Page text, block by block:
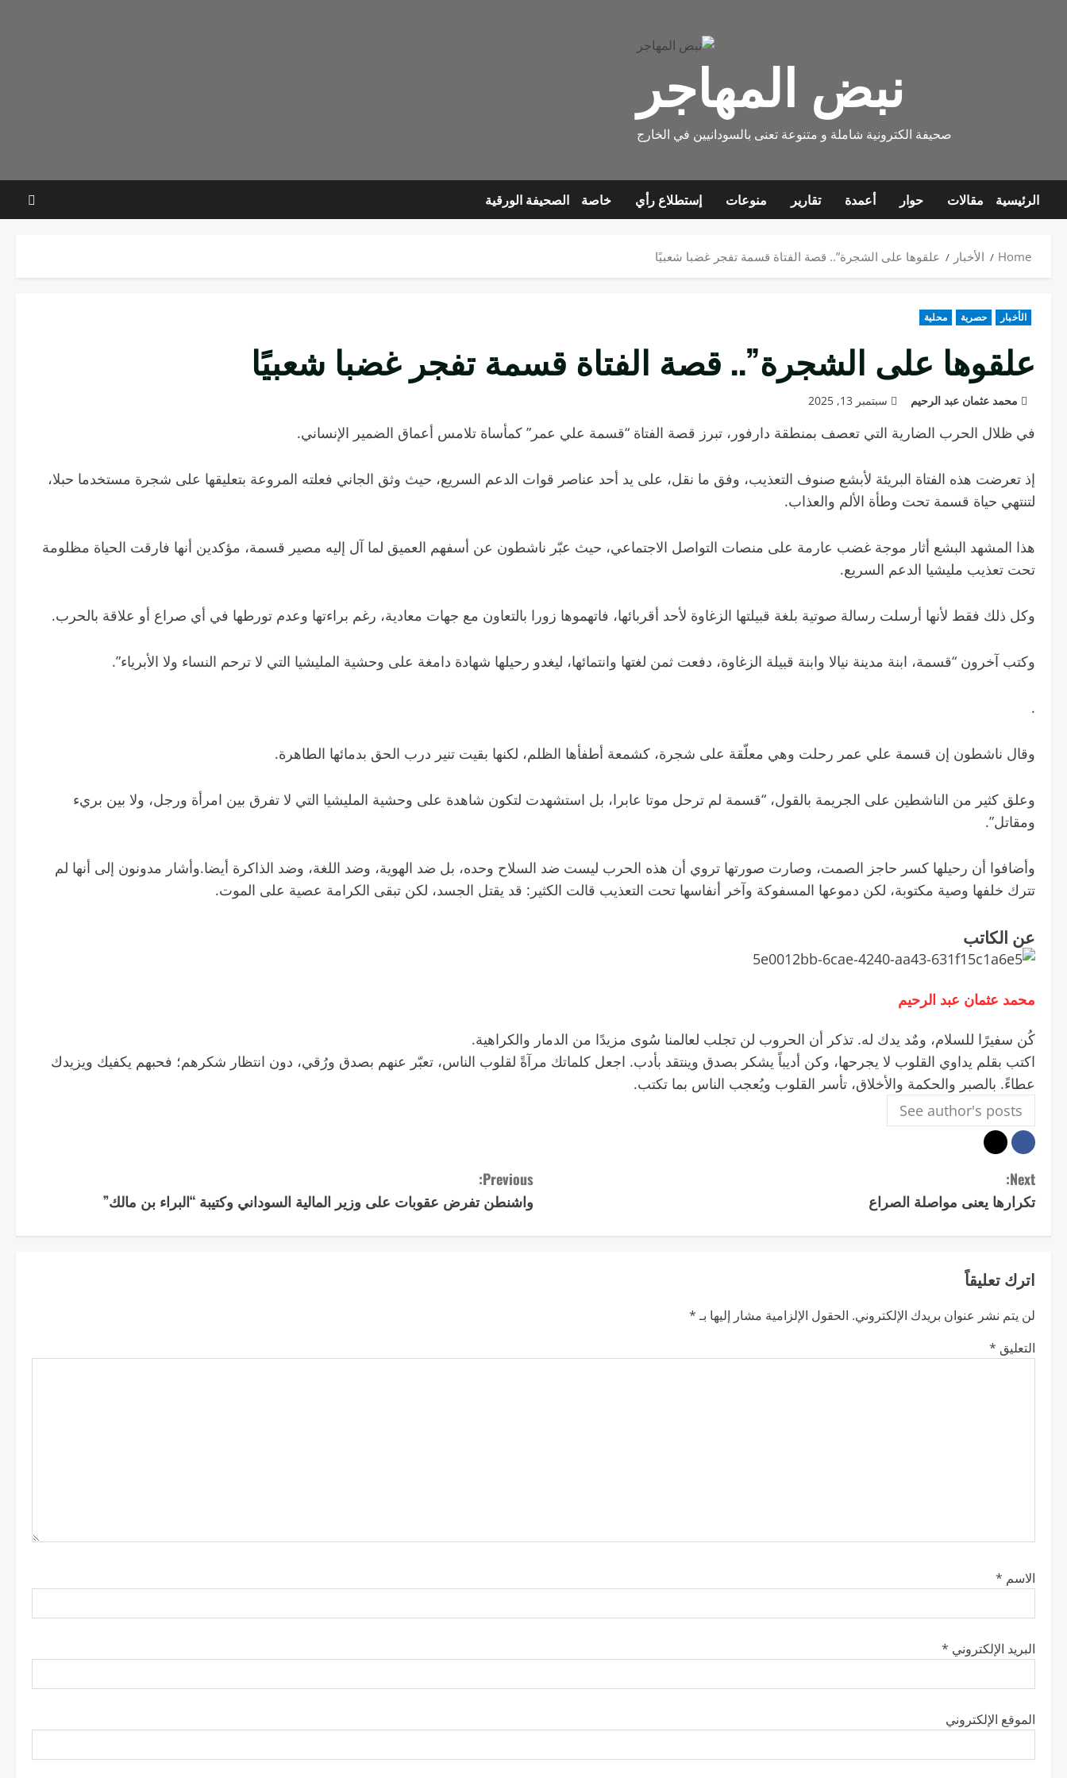
نبض المهاجر
صحيفة الكترونية شاملة و متنوعة تعنى بالسودانيين في الخارج
الرئيسية مقالات حوار أعمدة تقارير منوعات إستطلاع رأي خاصة الصحيفة الورقية
Home الأخبار علقوها على الشجرة”.. قصة الفتاة قسمة تفجر غضبا شعبيًا
الأخبار حصرية محلية
علقوها على الشجرة”.. قصة الفتاة قسمة تفجر غضبا شعبيًا
محمد عثمان عبد الرحيم سبتمبر 13, 2025
في ظلال الحرب الضارية التي تعصف بمنطقة دارفور، تبرز قصة الفتاة “قسمة علي عمر” كمأساة تلامس أعماق الضمير الإنساني.
إذ تعرضت هذه الفتاة البريئة لأبشع صنوف التعذيب، وفق ما نقل، على يد أحد عناصر قوات الدعم السريع، حيث وثق الجاني فعلته المروعة بتعليقها على شجرة مستخدما حبلا،
لتنتهي حياة قسمة تحت وطأة الألم والعذاب.
هذا المشهد البشع أثار موجة غضب عارمة على منصات التواصل الاجتماعي، حيث عبّر ناشطون عن أسفهم العميق لما آل إليه مصير قسمة، مؤكدين أنها فارقت الحياة مظلومة
تحت تعذيب مليشيا الدعم السريع.
وكل ذلك فقط لأنها أرسلت رسالة صوتية بلغة قبيلتها الزغاوة لأحد أقربائها، فاتهموها زورا بالتعاون مع جهات معادية، رغم براءتها وعدم تورطها في أي صراع أو علاقة بالحرب.
وكتب آخرون “قسمة، ابنة مدينة نيالا وابنة قبيلة الزغاوة، دفعت ثمن لغتها وانتمائها، ليغدو رحيلها شهادة دامغة على وحشية المليشيا التي لا ترحم النساء ولا الأبرياء”.
.
وقال ناشطون إن قسمة علي عمر رحلت وهي معلّقة على شجرة، كشمعة أطفأها الظلم، لكنها بقيت تنير درب الحق بدمائها الطاهرة.
وعلق كثير من الناشطين على الجريمة بالقول، “قسمة لم ترحل موتا عابرا، بل استشهدت لتكون شاهدة على وحشية المليشيا التي لا تفرق بين امرأة ورجل، ولا بين بريء
ومقاتل”.
وأضافوا أن رحيلها كسر حاجز الصمت، وصارت صورتها تروي أن هذه الحرب ليست ضد السلاح وحده، بل ضد الهوية، وضد اللغة، وضد الذاكرة أيضا.وأشار مدونون إلى أنها لم
تترك خلفها وصية مكتوبة، لكن دموعها المسفوكة وآخر أنفاسها تحت التعذيب قالت الكثير: قد يقتل الجسد، لكن تبقى الكرامة عصية على الموت.
عن الكاتب
محمد عثمان عبد الرحيم
‏كُن سفيرًا للسلام، ومٌد يدك له. تذكر أن الحروب لن تجلب لعالمنا سُوى مزيدًا من الدمار والكراهية.
اكتب بقلم يداوي القلوب لا يجرحها، وكن أديباً يشكر بصدق وينتقد بأدب. اجعل كلماتك مرآةً لقلوب الناس، تعبّر عنهم بصدق ورُقي، دون انتظار شكرهم؛ فحبهم يكفيك ويزيدك
عطاءً. بالصبر والحكمة والأخلاق، تأسر القلوب ويُعجب الناس بما تكتب.
See author's posts
C
o
n
t
n
u
i
g
Previous:
واشنطن تفرض عقوبات على وزير المالية السوداني وكتيبة “البراء بن مالك”
Next:
تكرارها يعنى مواصلة الصراع
اترك تعليقاً
لن يتم نشر عنوان بريدك الإلكتروني. الحقول الإلزامية مشار إليها بـ*
التعليق *
الاسم *
البريد الإلكتروني *
الموقع الإلكتروني